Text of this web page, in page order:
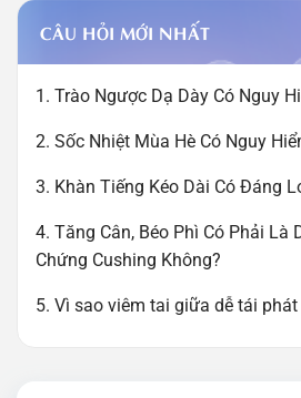
CÂU HỎI MỚI NHẤT
1. Trào Ngược Dạ Dày Có Nguy
2. Sốc Nhiệt Mùa Hè Có Nguy
3. Khàn Tiếng Kéo Dài Có Đáng
4. Tăng Cân, Béo Phì Có Phải Là
Chứng Cushing Không?
5. Vì sao viêm tai giữa dễ tái phát